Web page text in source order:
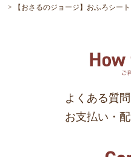
【おさるのジョージ】おふろシー
よくある質問
お支払い・